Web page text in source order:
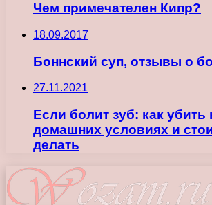
Чем примечателен Кипр?
18.09.2017
Боннский суп, отзывы о
27.11.2021
Если болит зуб: как убить
домашних условиях и
делать